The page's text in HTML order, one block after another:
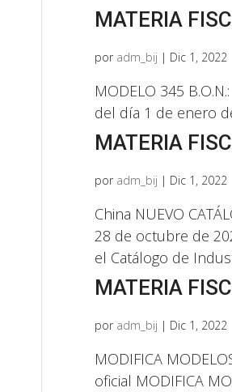
MATERIA
por adm_bij | Dic 1, 2022
MODELO 345
del día 1 de enero
MATERIA
por adm_bij | Dic 1, 2022
China NUEVO
28 de octubre de
el Catálogo de
MATERIA
por adm_bij | Dic 1, 2022
MODIFICA
oficial MODIFICA